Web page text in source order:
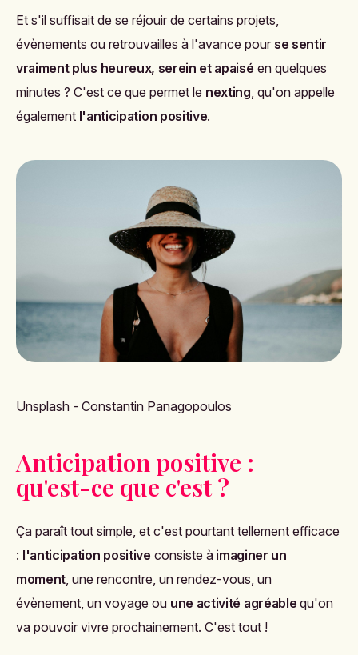
Et s'il suffisait de se réjouir de certains projets,
évènements ou retrouvailles à l'avance pour se sentir
vraiment plus heureux, serein et apaisé en quelques
minutes ? C'est ce que permet le nexting, qu'on appelle
également l'anticipation positive.
Unsplash - Constantin Panagopoulos
Anticipation positive :
qu'est-ce que c'est ?
Ça paraît tout simple, et c'est pourtant tellement efficace
: l'anticipation positive consiste àimaginer un
moment , une rencontre, un rendez-vous, un
évènement, un voyage ou une activité agréable qu'on
va pouvoir vivre prochainement. C'est tout !